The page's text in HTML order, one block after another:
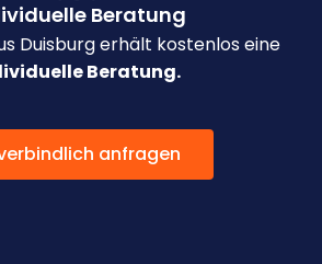
Beratung
Duisburg erhält kostenlos eine
Beratung.
anfragen